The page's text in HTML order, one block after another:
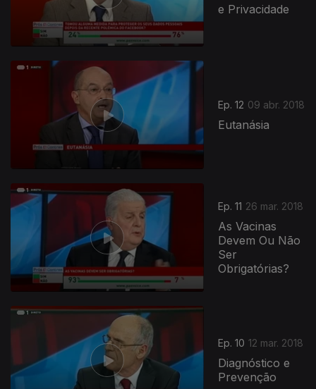
e Privacidade
Ep. 12 09 abr. 2018
Eutanásia
Ep. 11 26 mar. 2018
As Vacinas
Devem Ou Não
Ser
Obrigatórias?
Ep. 10 12 mar. 2018
Diagnóstico e
Prevenção